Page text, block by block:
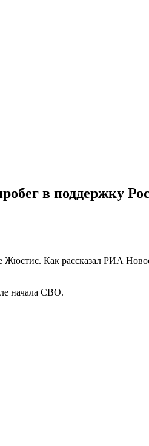
в поддержку
Как рассказал РИА
начала СВО.